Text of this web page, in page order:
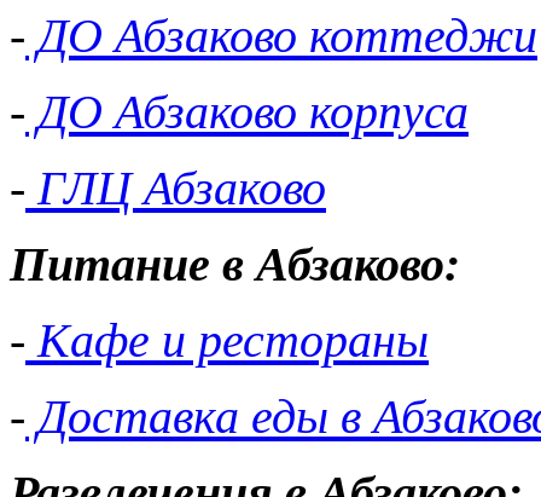
- ДО Абзаково коттеджи
- ДО Абзаково корпуса
- ГЛЦ Абзаково
Питание в Абзаково:
- Кафе и рестораны
- Доставка еды в